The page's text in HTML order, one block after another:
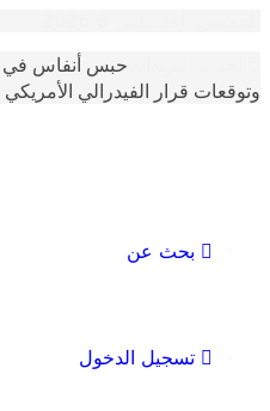
حبس أنفاس في
قرار الفيدرالي الأمريكي
بحث عن
تسجيل الدخول